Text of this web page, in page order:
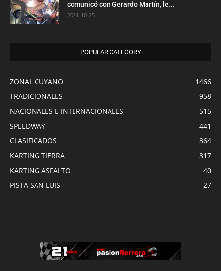
comunicó con Gerardo Martín, le...
2021-10-25
POPULAR CATEGORY
ZONAL CUYANO
1466
TRADICIONALES
958
NACIONALES E INTERNACIONALES
515
SPEEDWAY
441
CLASIFICADOS
364
KARTING TIERRA
317
KARTING ASFALTO
40
PISTA SAN LUIS
27